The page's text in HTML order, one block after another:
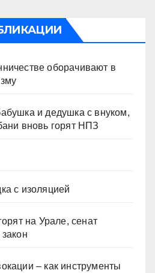
оборачивают в
и дедушка с внуком,
вновь горят НПЗ
с изоляцией
на Урале, сенат
– как инструменты